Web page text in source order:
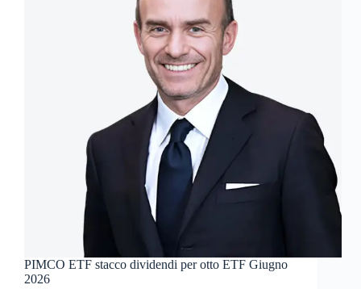
PIMCO ETF stacco dividendi per otto ETF Giugno
2026